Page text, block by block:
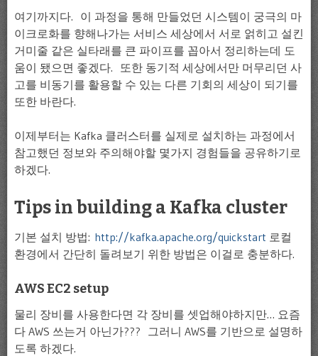
여기까지다. 이 과정을 통해 만들었던 시스템이 궁극의 마
이크로화를 향해나가는 서비스 세상에서 서로 얽히고 설킨
거미줄 같은 실타래를 큰 파이프를 꼽아서 정리하는데 도
움이 됐으면 좋겠다. 또한 동기적 세상에서만 머무리던 사
고를 비동기를 활용할 수 있는 다른 기회의 세상이 되기를
또한 바란다.
이제부터는 Kafka 클러스터를 실제로 설치하는 과정에서
참고했던 정보와 주의해야할 몇가지 경험들을 공유하기로
하겠다.
Tips in building a Kafka cluster
기본 설치 방법: http://kafka.apache.org/quickstart 로컬
환경에서 간단히 돌려보기 위한 방법은 이걸로 충분하다.
AWS EC2 setup
물리 장비를 사용한다면 각 장비를 셋업해야하지만… 요즘
다 AWS 쓰는거 아닌가??? 그러니 AWS를 기반으로 설명하
도록 하겠다.